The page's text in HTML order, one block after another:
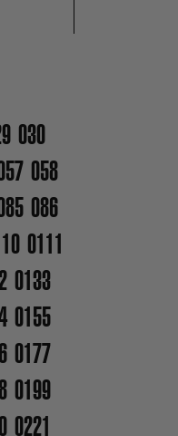
030
058
086
0111
0133
0155
0177
0199
0221